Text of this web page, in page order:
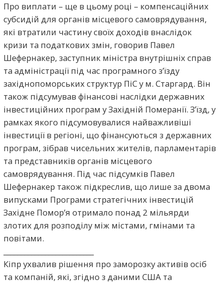
Про виплати – ще в цьому році – компенсаційних
субсидій для органів місцевого самоврядування,
які втратили частину своїх доходів внаслідок
кризи та податкових змін, говорив Павел
Шефернакер, заступник міністра внутрішніх справ
та адміністрації під час програмного з’їзду
західнопоморських структур ПіС у м. Старгард. Він
також підсумував фінансові наслідки державних
інвестиційних програм у Західній Померанії. З’їзд, у
рамках якого підсумовувалися найважливіші
інвестиції в регіоні, що фінансуються з державних
програм, зібрав чисельних жителів, парламентарів
та представників органів місцевого
самоврядування. Під час підсумків Павел
Шефернакер також підкреслив, що лише за двома
випусками Програми стратегічних інвестицій
Західне Помор’я отримало понад 2 мільярди
злотих для розподілу між містами, гмінами та
повітами.
Кіпр ухвалив рішення про заморозку активів осіб
та компаній, які, згідно з даними США та